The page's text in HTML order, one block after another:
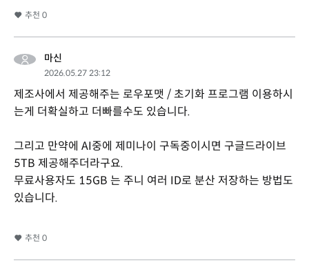
추천 0
마신
2026.05.27 23:12
제조사에서 제공해주는 로우포맷 / 초기화 프로그램 이용하시
는게 더확실하고 더빠를수도 있습니다.
그리고 만약에 AI중에 제미나이 구독중이시면 구글드라이브
5TB 제공해주더라구요.
무료사용자도 15GB 는 주니 여러 ID로 분산 저장하는 방법도
있습니다.
추천 0